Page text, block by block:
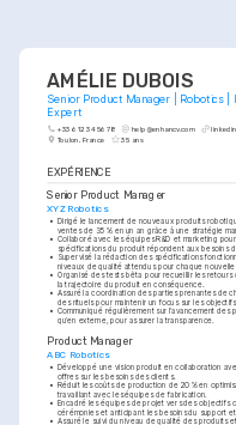
AMÉLIE DUBOIS
Senior Product Manager | Robotics |
Expert
+33 6 12 34 56 78 help@enhancv.com
Toulon, France
35 ans
EXPÉRIENCE
Senior Product Manager
XYZ Robotics
• Dirigé le lancement de nouveaux produits
ventes de 35 % en un an grâce à une stratégie
• Collaboré avec les équipes R&D et marketing
spécifications du produit répondent aux besoins
• Supervisé la rédaction des spécifications
niveaux de qualité attendus pour chaque nouvelle
• Organisé des tests bêta pour recueillir les retours
la trajectoire du produit en conséquence.
• Assuré la coordination des parties prenantes de
des rituels pour maintenir un focus sur les objectifs.
• Communiqué régulièrement sur l’avancement des
qu’en externe, pour assurer la transparence.
Product Manager
ABC Robotics
• Développé une vision produit en collaboration
offres sur les besoins des clients.
• Réduit les coûts de production de 20 % en
travaillant avec les équipes de fabrication.
• Encadré les équipes de projet vers des objectifs
cérémonies et anticipant les besoins du support
• Assuré le suivi du niveau de qualité des produits